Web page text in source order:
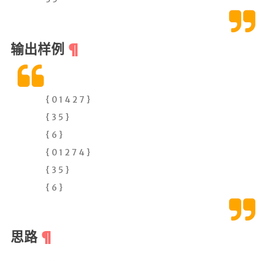
输出样例
{ 0 1 4 2 7 }
{ 3 5 }
{ 6 }
{ 0 1 2 7 4 }
{ 3 5 }
{ 6 }
思路